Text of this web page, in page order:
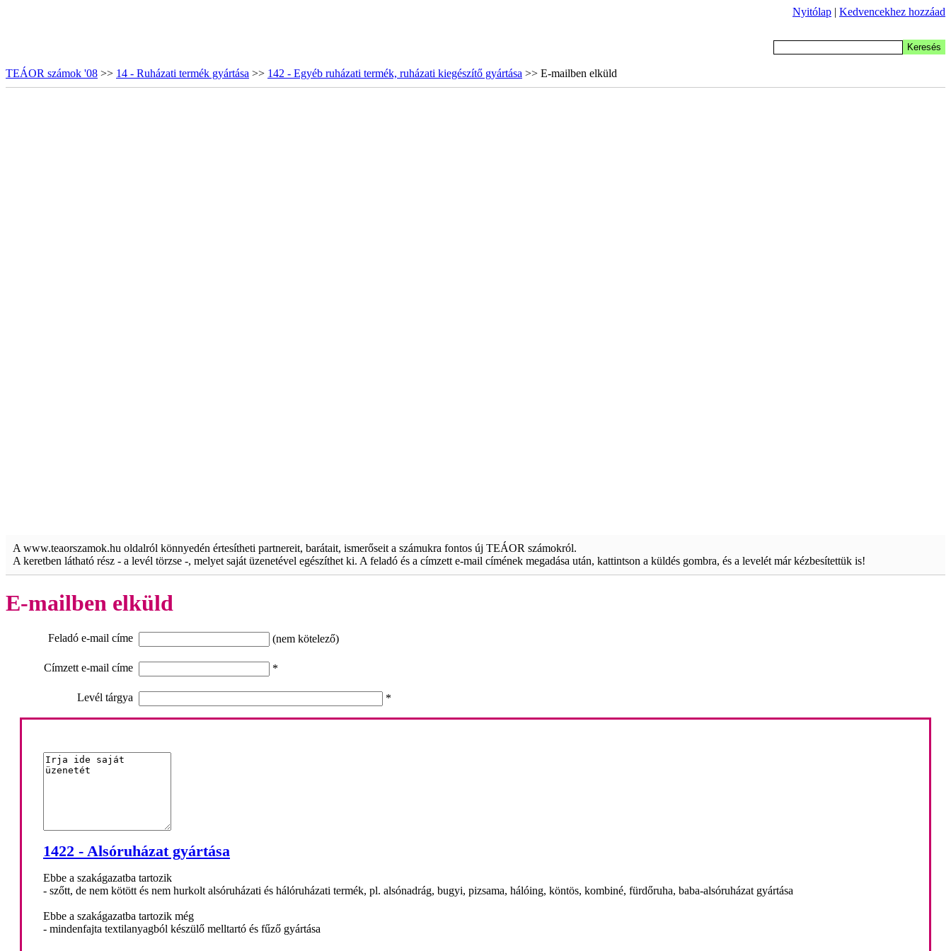
Nyitólap | Kedvencekhez hozzáad
TEÁOR számok '08 >> 14 - Ruházati termék gyártása >> 142 - Egyéb ruházati termék, ruházati kiegészítő gyártása >> E-mailben elküld
A www.teaorszamok.hu oldalról könnyedén értesítheti partnereit, barátait, ismerőseit a számukra fontos új TEÁOR számokról.
A keretben látható rész - a levél törzse -, melyet saját üzenetével egészíthet ki. A feladó és a címzett e-mail címének megadása után, kattintson a küldés gombra, és a levelét már kézbesítettük is!
E-mailben elküld
Feladó e-mail címe (nem kötelező)
Címzett e-mail címe *
Levél tárgya *
1422 - Alsóruházat gyártása
Ebbe a szakágazatba tartozik
- szőtt, de nem kötött és nem hurkolt alsóruházati és hálóruházati termék, pl. alsónadrág, bugyi, pizsama, hálóing, köntös, kombiné, fürdőruha, baba-alsóruházat gyártása
Ebbe a szakágazatba tartozik még
- mindenfajta textilanyagból készülő melltartó és fűző gyártása